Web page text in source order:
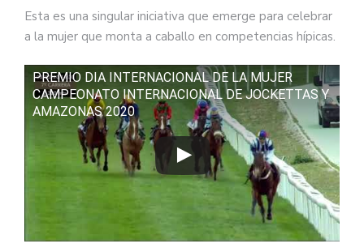
Esta es una singular iniciativa que emerge para celebrar
a la mujer que monta a caballo en competencias hípicas.
PREMIO DIA INTERNACIONAL DE LA MUJER
CAMPEONATO INTERNACIONAL DE JOCKETTAS Y
AMAZONAS 2020